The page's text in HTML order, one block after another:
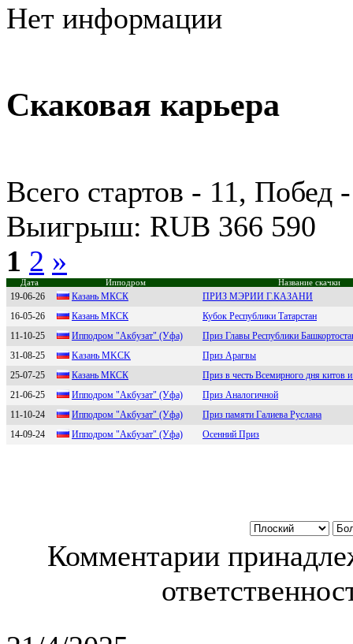
Нет информации
Скаковая карьера
Всего стартов - 11,
Выигрыш: RUB 366 590
1 2 »
Дата Ипподром Название скачки
19-06-26 Казань MКСК
ПРИЗ МЭРИИ Г.КАЗАНИ
16-05-26
Кaзaнь МКСК
Кубок Республики Татарстан
11-10-25
Ипподpом "Aкбузат" (Уфа)
Приз Главы Республики
31-08-25
Kазань MKСK
Приз Арагвы
25-07-25
Кaзaнь MКСК
Приз в честь Всемирного дня китов
21-06-25
Иппoдpoм "Акбузат" (Уфа)
Приз Аналогичной
11-10-24
Ипподpом "Aкбузат" (Уфа)
Приз памяти Галиева Руслана
14-09-24
Ипподром "Aкбузaт" (Уфa) Осенний Приз
Комментарии